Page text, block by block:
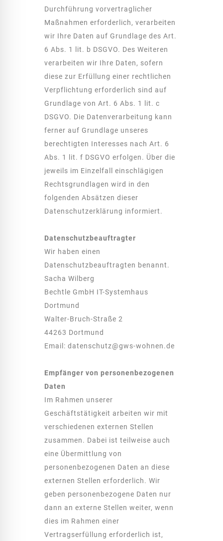
Durchführung vorvertraglicher
Maßnahmen erforderlich, verarbeiten
wir Ihre Daten auf Grundlage des Art.
6 Abs. 1 lit. b DSGVO. Des Weiteren
verarbeiten wir Ihre Daten, sofern
diese zur Erfüllung einer rechtlichen
Verpflichtung erforderlich sind auf
Grundlage von Art. 6 Abs. 1 lit. c
DSGVO. Die Datenverarbeitung kann
ferner auf Grundlage unseres
berechtigten Interesses nach Art. 6
Abs. 1 lit. f DSGVO erfolgen. Über die
jeweils im Einzelfall einschlägigen
Rechtsgrundlagen wird in den
folgenden Absätzen dieser
Datenschutzerklärung informiert.
Datenschutz­beauftragter
Wir haben einen
Datenschutzbeauftragten benannt.
Sacha Wilberg
Bechtle GmbH IT-Systemhaus
Dortmund
Walter-Bruch-Straße 2
44263 Dortmund
Email: datenschutz@gws-wohnen.de
Empfänger von personenbezogenen
Daten
Im Rahmen unserer
Geschäftstätigkeit arbeiten wir mit
verschiedenen externen Stellen
zusammen. Dabei ist teilweise auch
eine Übermittlung von
personenbezogenen Daten an diese
externen Stellen erforderlich. Wir
geben personenbezogene Daten nur
dann an externe Stellen weiter, wenn
dies im Rahmen einer
Vertragserfüllung erforderlich ist,